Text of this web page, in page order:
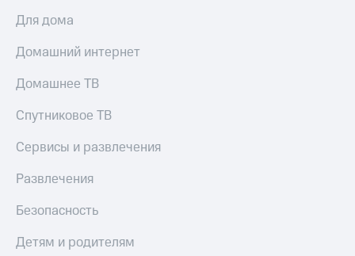
Для дома
Домашний интернет
Домашнее ТВ
Спутниковое ТВ
Сервисы и развлечения
Развлечения
Безопасность
Детям и родителям